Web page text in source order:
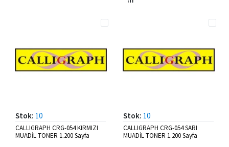
Stok: 10
CALLIGRAPH CRG-054 KIRMIZI
MUADİL TONER 1.200 Sayfa
Stok: 10
CALLIGRAPH CRG-054 SARI
MUADİL TONER 1.200 Sayfa